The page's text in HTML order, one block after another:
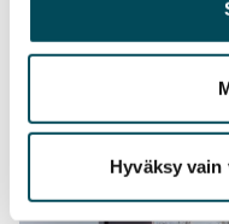
heille tai joita on
palvelujaan.
Hyväksy vain